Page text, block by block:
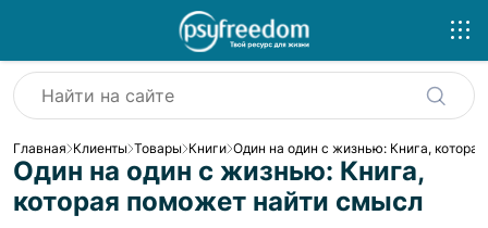
Главная Клиенты Товары Книги Один на один с жизнью: Книга,
Один на один с жизнью: Книга,
которая поможет найти смысл